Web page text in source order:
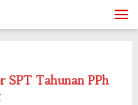
SPT Tahunan PPh